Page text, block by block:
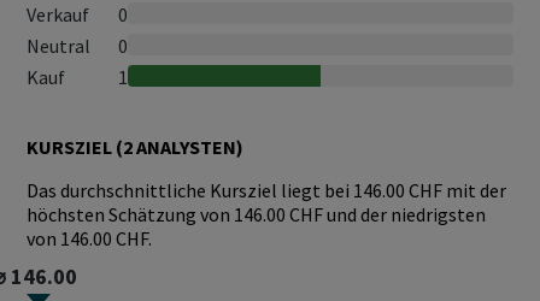
Verkauf
0
Neutral
0
Kauf
1
KURSZIEL (2ANALYSTEN)
Das durchschnittliche Kursziel liegt bei 146.00 CHF mit der
höchsten Schätzung von 146.00 CHF und der niedrigsten
von 146.00 CHF.
146.00